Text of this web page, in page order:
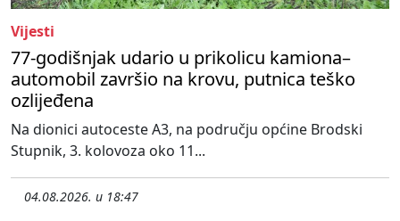
Vijesti
77-godišnjak udario u prikolicu kamiona–
automobil završio na krovu, putnica teško
ozlijeđena
Na dionici autoceste A3, na području općine Brodski
Stupnik, 3. kolovoza oko 11...
04.08.2026. u 18:47